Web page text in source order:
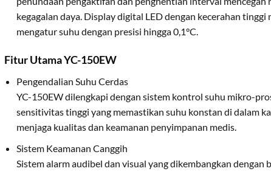
kegagalan daya. Display digital LED dengan kecerahan
mengatur suhu dengan presisi hingga 0,1°C.
Fitur Utama YC-150EW
Pengendalian Suhu Cerdas
YC-150EW dilengkapi dengan sistem kontrol suhu mikro-
sensitivitas tinggi yang memastikan suhu konstan di dalam
menjaga kualitas dan keamanan penyimpanan medis.
Sistem Keamanan Canggih
Sistem alarm audibel dan visual yang dikembangkan